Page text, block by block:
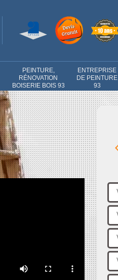
PEINTURE,
RÉNOVATION
BOISERIE BOIS 93
ENTREPRISE
DE PEINTURE
93